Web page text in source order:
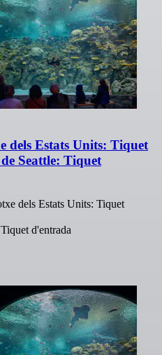
dels Estats Units: Tiquet
Seattle: Tiquet
dels Estats Units: Tiquet
d'entrada